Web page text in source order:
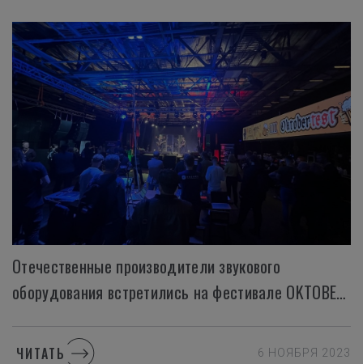
Отечественные производители звукового
оборудования встретились на фестивале OKTOBERTEST 2023
ЧИТАТЬ 6 НОЯБРЯ 2023